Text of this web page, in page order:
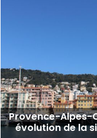
Provence-Alpes-
évolution de la